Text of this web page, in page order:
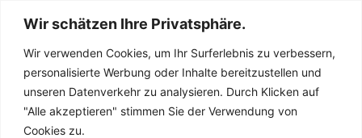
Wir schätzen Ihre Privatsphäre.
Wir verwenden Cookies, um Ihr Surferlebnis zu verbessern,
personalisierte Werbung oder Inhalte bereitzustellen und
unseren Datenverkehr zu analysieren. Durch Klicken auf
"Alle akzeptieren" stimmen Sie der Verwendung von
Cookies zu.
Sanitär Notdienst
(Klempner) für
Niederstetten